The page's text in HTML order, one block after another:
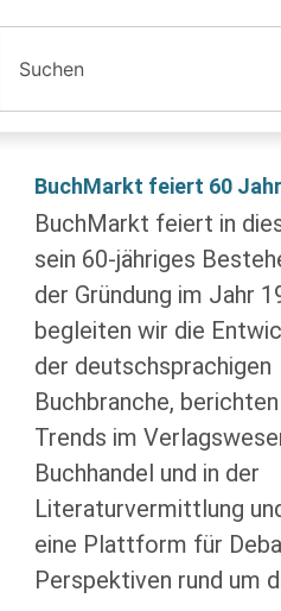
BuchMarkt feiert 60
BuchMarkt feiert in
sein 60-jähriges
der Gründung im Jahr
begleiten wir die
der deutschsprachigen
Buchbranche,
Trends im
Buchhandel und in der
Literaturvermittlung
eine Plattform für
Perspektiven rund um